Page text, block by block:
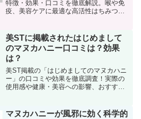
特徴・効果・口コミを徹底解説。喉や免
疫、美容ケアに最適な高活性はちみつの
美STに掲載されたはじめまして
のマヌカハニー口コミは？効果
は？
美ST掲載の「はじめましてのマヌカハニ
ー」の口コミや効果を徹底調査！実際の
使用感や健康・美容への影響、おすすめ
マヌカハニーが風邪に効く科学的